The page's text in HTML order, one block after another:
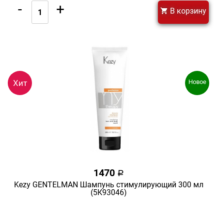
- + В корзину
Новое
Хит
1470 a
Kezy GENTELMAN Шампунь стимулирующий 300 мл
(5К93046)